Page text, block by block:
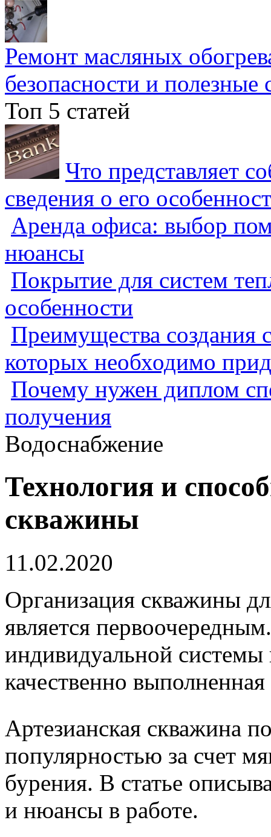
Ремонт масляных
безопасности и полезные
Топ 5 статей
Что представляет
сведения о его
Аренда офиса: выбор
нюансы
Покрытие для систем
особенности
Преимущества создания
которых необходимо
Почему нужен диплом
получения
Водоснабжение
Технология и
скважины
11.02.2020
Организация скважины
является
индивидуальной
качественно
Артезианская скважина
популярностью за счет
бурения. В статье
и нюансы в работе.